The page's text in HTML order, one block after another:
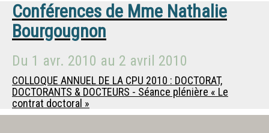
Conférences de Mme Nathalie
Bourgougnon
Du 1 avr. 2010 au 2 avril 2010
COLLOQUE ANNUEL DE LA CPU 2010 : DOCTORAT,
DOCTORANTS & DOCTEURS - Séance plénière « Le
contrat doctoral »